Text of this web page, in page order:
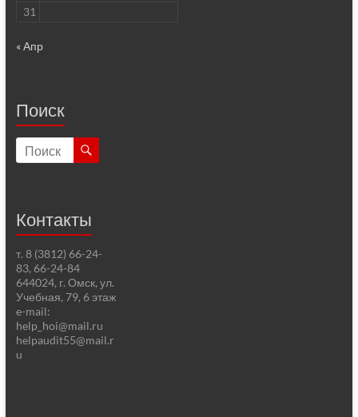
31
« Апр
Поиск
Контакты
т. 8 (3812) 66-24-
83, 66-24-84
644024, г. Омск, ул.
Учебная, 79, 6 этаж
e-mail:
help_hoi@mail.ru
helpaudit55@mail.r
u